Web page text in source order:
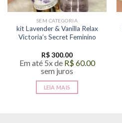
SEM CATEGORIA
kit Lavender & Vanilla Relax
Victoria’s Secret Feminino
R$300.00
Em até 5x de R$60.00
sem juros
LEIA MAIS